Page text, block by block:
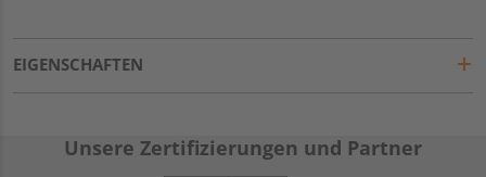
EIGENSCHAFTEN
Unsere Zertifizierungen und Partner